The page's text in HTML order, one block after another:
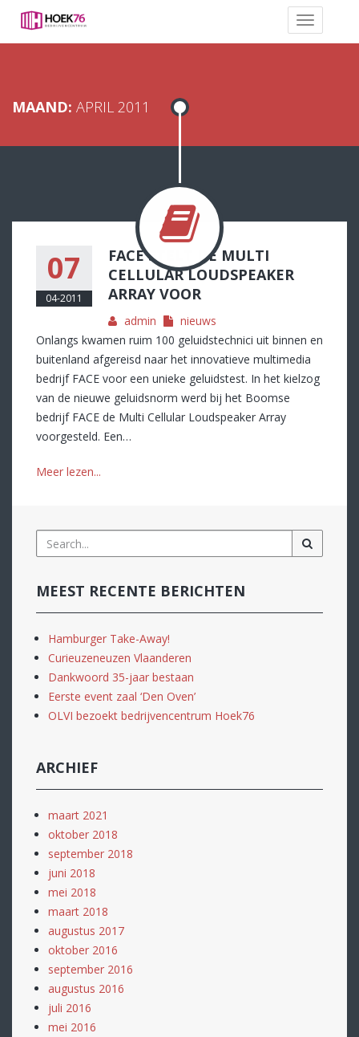
MAAND: APRIL 2011
07
04-2011
FACE STELT DE MULTI
CELLULAR LOUDSPEAKER
ARRAY VOOR
admin
nieuws
Onlangs kwamen ruim 100 geluidstechnici uit binnen en
buitenland afgereisd naar het innovatieve multimedia
bedrijf FACE voor een unieke geluidstest. In het kielzog
van de nieuwe geluidsnorm werd bij het Boomse
bedrijf FACE de Multi Cellular Loudspeaker Array
voorgesteld. Een…
Meer lezen...
MEEST RECENTE BERICHTEN
Hamburger Take-Away!
Curieuzeneuzen Vlaanderen
Dankwoord 35-jaar bestaan
Eerste event zaal ‘Den Oven’
OLVI bezoekt bedrijvencentrum Hoek76
ARCHIEF
maart 2021
oktober 2018
september 2018
juni 2018
mei 2018
maart 2018
augustus 2017
oktober 2016
september 2016
augustus 2016
juli 2016
mei 2016